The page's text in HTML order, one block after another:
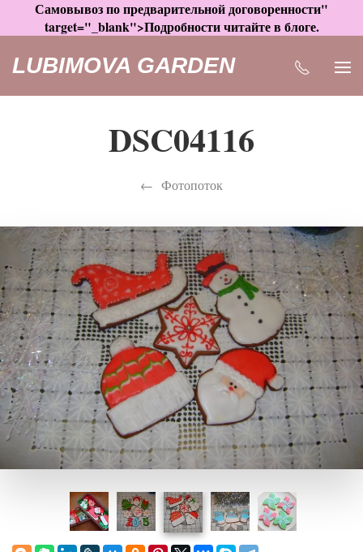
Самовывоз по предварительной договоренности"
target="_blank">Подробности читайте в блоге.
LUBIMOVA GARDEN
DSC04116
Фотопоток